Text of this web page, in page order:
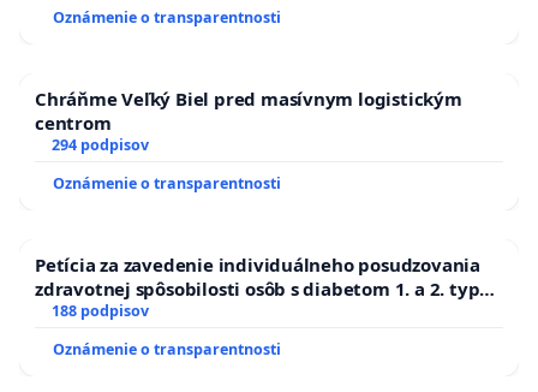
Oznámenie o transparentnosti
Chráňme Veľký Biel pred masívnym logistickým
centrom
294 podpisov
Oznámenie o transparentnosti
Petícia za zavedenie individuálneho posudzovania
zdravotnej spôsobilosti osôb s diabetom 1. a 2. typu
pri prijímaní do Policajného zboru SR
188 podpisov
Oznámenie o transparentnosti